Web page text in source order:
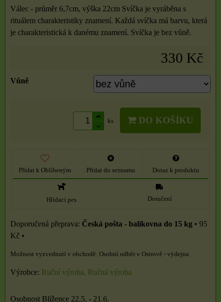
Válec - průměr 6,7cm, výška 22cm Svíčka je vyráběna s
rituálem charakteristiky znamení. Každá svíčka má barvu, která
je charakteristická k danému znamení. Svíčka je bez vůně.
330 Kč
Vůně
ks DO KOŠÍKU
Přidat k Oblíbeným Přidat do seznamu Dotaz k produktu
Hlídací pes Doručení
Česká pošta - balíkovna do 15 kg • 95
Kč •
Osobní odběr v Ostrově - výdejna
Výrobce: Ruční výroba, Ručná výroba
Osobnost Blížence 22.5. - 21.6.